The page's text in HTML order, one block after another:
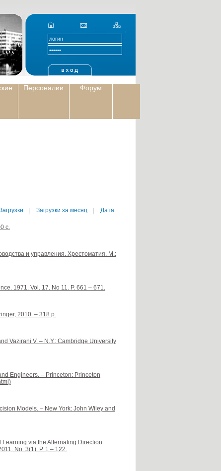
Персоналии Форум
Загрузки за месяц Дата
с.
и управления. Хрестоматия. М.:
1971. Vol. 17. No 11. P. 661 – 671.
2010. – 318 p.
Vazirani V. – N.Y.: Cambridge University
Engineers. – Princeton: Princeton
Models. – New York: John Wiley and
Learning via the Alternating Direction
No. 3(1). P. 1 – 122.